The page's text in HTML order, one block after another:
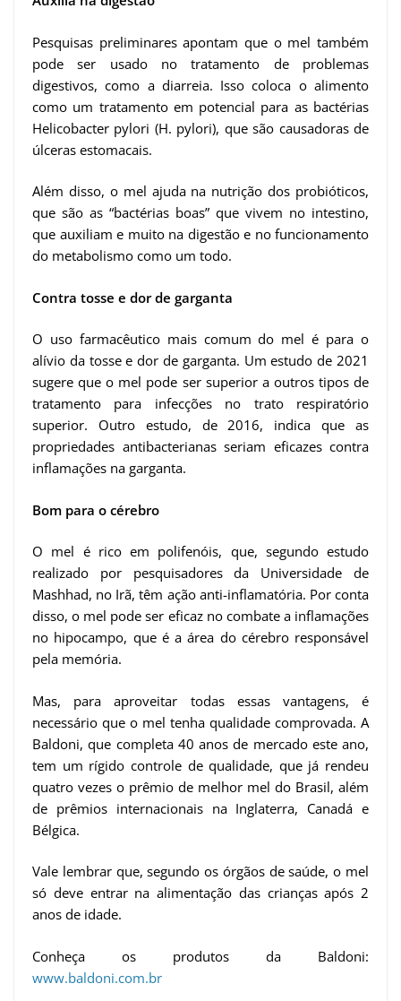
Pesquisas preliminares apontam que o mel também
pode ser usado no tratamento de problemas
digestivos, como a diarreia. Isso coloca o alimento
como um tratamento em potencial para as bactérias
Helicobacter pylori (H. pylori), que são causadoras de
úlceras estomacais.
Além disso, o mel ajuda na nutrição dos probióticos,
que são as “bactérias boas” que vivem no intestino,
que auxiliam e muito na digestão e no funcionamento
do metabolismo como um todo.
Contra tosse e dor de garganta
O uso farmacêutico mais comum do mel é para o
alívio da tosse e dor de garganta. Um estudo de 2021
sugere que o mel pode ser superior a outros tipos de
tratamento para infecções no trato respiratório
superior. Outro estudo, de 2016, indica que as
propriedades antibacterianas seriam eficazes contra
inflamações na garganta.
Bom para o cérebro
O mel é rico em polifenóis, que, segundo estudo
realizado por pesquisadores da Universidade de
Mashhad, no Irã, têm ação anti-inflamatória. Por conta
disso, o mel pode ser eficaz no combate a inflamações
no hipocampo, que é a área do cérebro responsável
pela memória.
Mas, para aproveitar todas essas vantagens, é
necessário que o mel tenha qualidade comprovada. A
Baldoni, que completa 40 anos de mercado este ano,
tem um rígido controle de qualidade, que já rendeu
quatro vezes o prêmio de melhor mel do Brasil, além
de prêmios internacionais na Inglaterra, Canadá e
Bélgica.
Vale lembrar que, segundo os órgãos de saúde, o mel
só deve entrar na alimentação das crianças após 2
anos de idade.
Conheça os produtos da Baldoni:
www.baldoni.com.br